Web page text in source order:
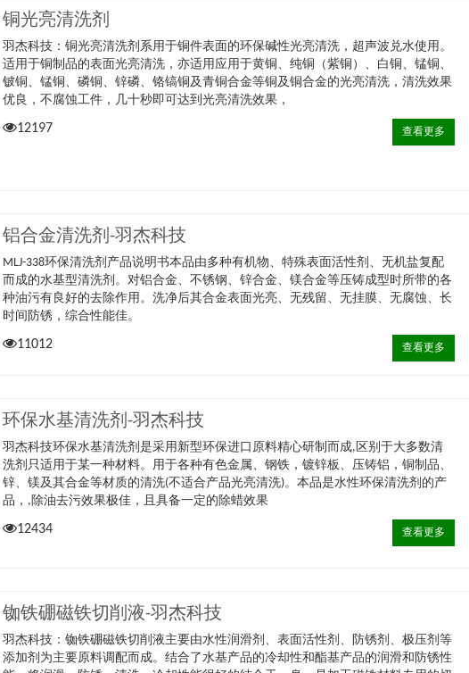
铜光亮清洗剂
羽杰科技：铜光亮清洗剂系用于铜件表面的环保碱性光亮清洗，超声波兑水使用。
适用于铜制品的表面光亮清洗，亦适用应用于黄铜、纯铜（紫铜）、白铜、锰铜、
铍铜、锰铜、磷铜、锌磷、铬镐铜及青铜合金等铜及铜合金的光亮清洗，清洗效果
优良，不腐蚀工件，几十秒即可达到光亮清洗效果，
12197 查看更多
铝合金清洗剂-羽杰科技
MLJ-338环保清洗剂产品说明书本品由多种有机物、特殊表面活性剂、无机盐复配
而成的水基型清洗剂。对铝合金、不锈钢、锌合金、镁合金等压铸成型时所带的各
种油污有良好的去除作用。洗净后其合金表面光亮、无残留、无挂膜、无腐蚀、长
时间防锈，综合性能佳。
11012 查看更多
环保水基清洗剂-羽杰科技
羽杰科技环保水基清洗剂是采用新型环保进口原料精心研制而成,区别于大多数清
洗剂只适用于某一种材料。用于各种有色金属、钢铁，镀锌板、压铸铝，铜制品、
锌、镁及其合金等材质的清洗(不适合产品光亮清洗)。本品是水性环保清洗剂的产
品，,除油去污效果极佳，且具备一定的除蜡效果
12434 查看更多
铷铁硼磁铁切削液-羽杰科技
羽杰科技：铷铁硼磁铁切削液主要由水性润滑剂、表面活性剂、防锈剂、极压剂等
添加剂为主要原料调配而成。结合了水基产品的冷却性和酯基产品的润滑和防锈性